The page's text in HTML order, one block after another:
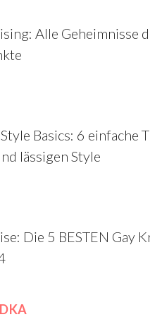
Alle Geheimnisse
Basics: 6 einfache
lässigen Style
Die 5 BESTEN Gay